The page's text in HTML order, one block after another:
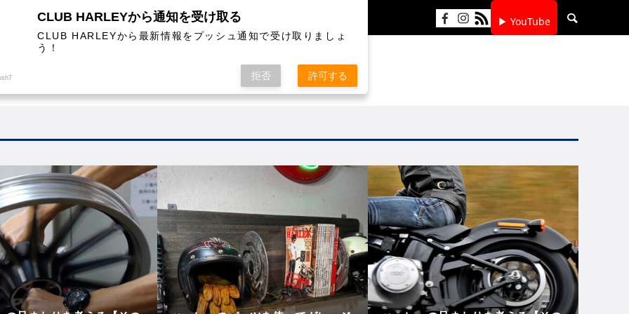
▶ YouTube
COLUMN
CLUB HARLEYから通知を受け取る
CLUB HARLEYから最新情報をプッシュ通知で受け取りましょ
う！
拒否 許可する